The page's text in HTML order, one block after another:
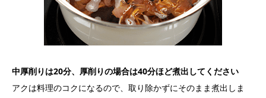
中厚削りは20分、厚削りの場合は40分ほど煮出してください
アクは料理のコクになるので、取り除かずにそのまま煮出しま